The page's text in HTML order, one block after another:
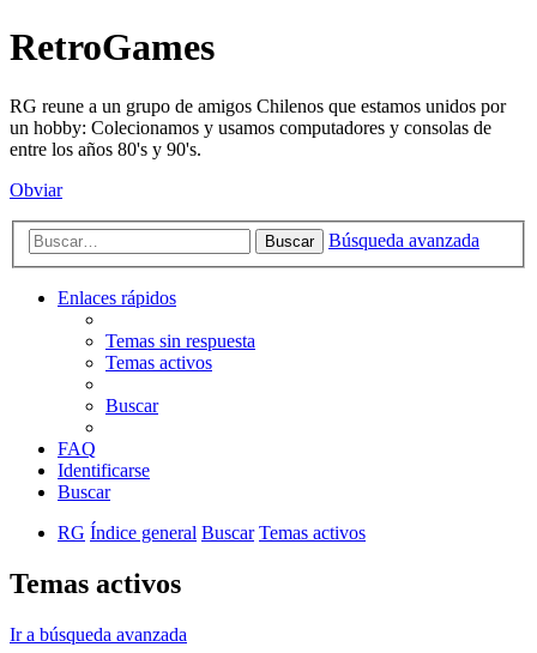
RetroGames
RG reune a un grupo de amigos Chilenos que estamos unidos por
un hobby: Colecionamos y usamos computadores y consolas de
entre los años 80's y 90's.
Obviar
Buscar Búsqueda avanzada
Enlaces rápidos
Temas sin respuesta
Temas activos
Buscar
FAQ
Identificarse
Buscar
RG Índice general Buscar Temas activos
Temas activos
Ir a búsqueda avanzada